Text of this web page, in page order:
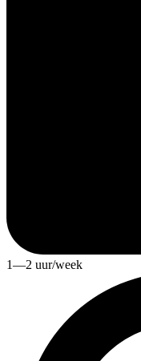
1—2 uur/week